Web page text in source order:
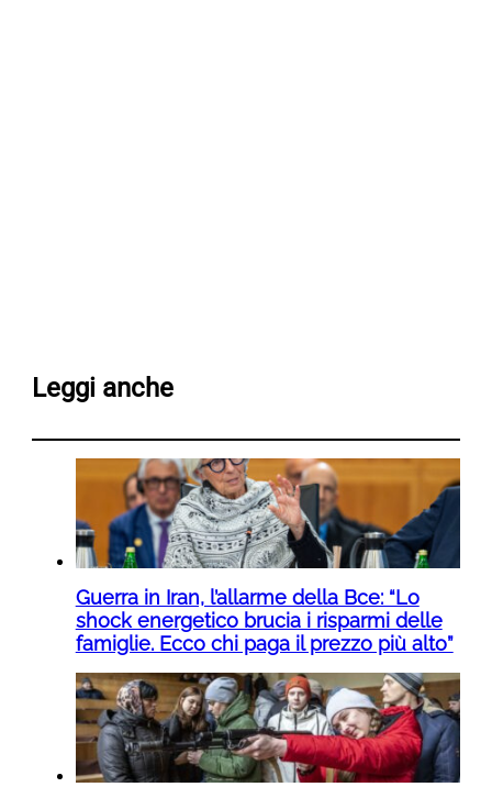
Leggi anche
Guerra in Iran, l’allarme della Bce: “Lo
shock energetico brucia i risparmi delle
famiglie. Ecco chi paga il prezzo più alto”